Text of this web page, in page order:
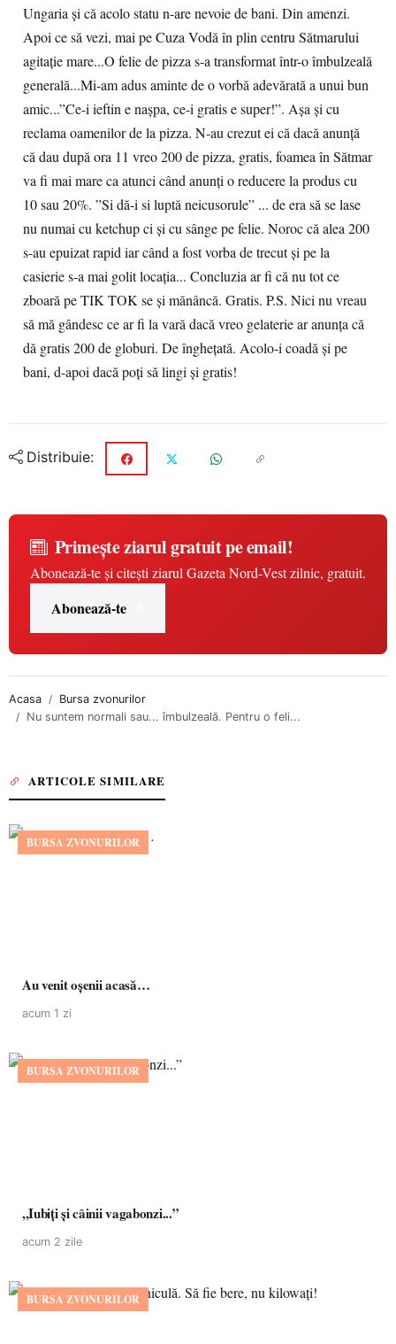
Ungaria și că acolo statu n-are nevoie de bani. Din amenzi.
Apoi ce să vezi, mai pe Cuza Vodă în plin centru Sătmarului
agitație mare...O felie de pizza s-a transformat într-o îmbulzeală
generală...Mi-am adus aminte de o vorbă adevărată a unui bun
amic...”Ce-i ieftin e nașpa, ce-i gratis e super!”. Așa și cu
reclama oamenilor de la pizza. N-au crezut ei că dacă anunță
că dau după ora 11 vreo 200 de pizza, gratis, foamea în Sătmar
va fi mai mare ca atunci când anunți o reducere la produs cu
10 sau 20%. ”Si dă-i si luptă neicusorule” ... de era să se lase
nu numai cu ketchup ci și cu sânge pe felie. Noroc că alea 200
s-au epuizat rapid iar când a fost vorba de trecut și pe la
casierie s-a mai golit locația... Concluzia ar fi că nu tot ce
zboară pe TIK TOK se și mănâncă. Gratis. P.S. Nici nu vreau
să mă gândesc ce ar fi la vară dacă vreo gelaterie ar anunța că
dă gratis 200 de globuri. De înghețată. Acolo-i coadă și pe
bani, d-apoi dacă poți să lingi și gratis!
Distribuie:
Primește ziarul gratuit pe email!
Abonează-te și citești ziarul Gazeta Nord-Vest zilnic, gratuit.
Abonează-te
Acasa
Bursa zvonurilor
Nu suntem normali sau... îmbulzeală. Pentru o feli...
ARTICOLE SIMILARE
BURSA ZVONURILOR
Au venit oșenii acasă…
acum 1 zi
BURSA ZVONURILOR
,,Iubiți și câinii vagabonzi...”
acum 2 zile
BURSA ZVONURILOR